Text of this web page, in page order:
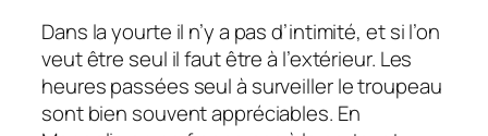
Dans la yourte il n’y a pas d’intimité, et si l’on
veut être seul il faut être à l’extérieur. Les
heures passées seul à surveiller le troupeau
sont bien souvent appréciables. En